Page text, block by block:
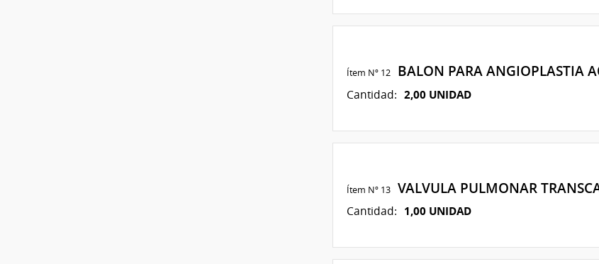
Ítem Nº 12BALON PARA ANGIOPLASTIA
Cantidad: 2,00 UNIDAD
Ítem Nº 13VALVULA PULMONAR
Cantidad: 1,00 UNIDAD